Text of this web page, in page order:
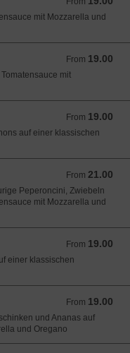
mit Mozzarella und
From 19.00
From 19.00 CHF
mit
From 19.00
From 19.00 CHF
auf einer klassischen
From 21.00
From 21.00 CHF
Peperoncini, Zwiebeln
mit Mozzarella und
From 19.00
From 19.00 CHF
einer klassischen
From 19.00
From 19.00 CHF
und Ananas auf
und Oregano